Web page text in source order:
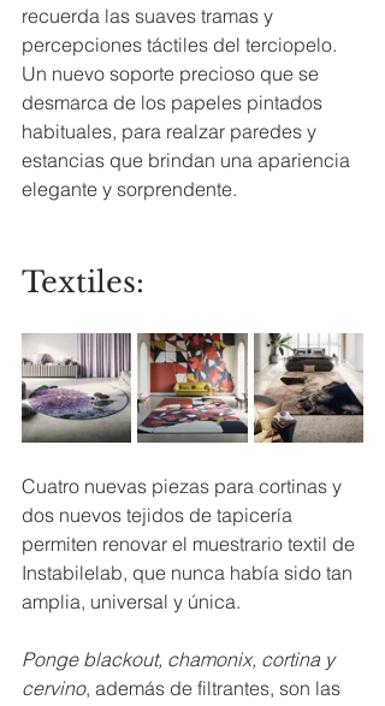
recuerda las suaves tramas y
percepciones táctiles del terciopelo.
Un nuevo soporte precioso que se
desmarca de los papeles pintados
habituales, para realzar paredes y
estancias que brindan una apariencia
elegante y sorprendente.
Textiles:
Cuatro nuevas piezas para cortinas y
dos nuevos tejidos de tapicería
permiten renovar el muestrario textil de
Instabilelab, que nunca había sido tan
amplia, universal y única.
Ponge blackout, chamonix, cortina y
cervino, además de filtrantes, son las